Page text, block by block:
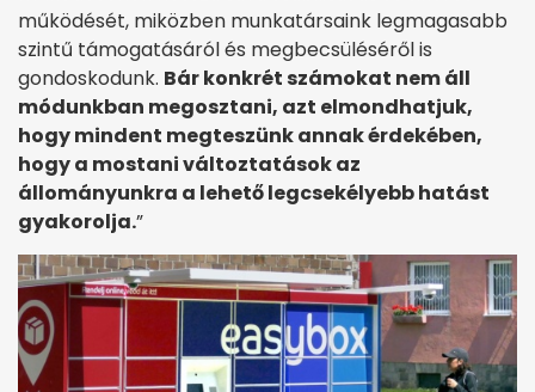
működését, miközben munkatársaink legmagasabb
szintű támogatásáról és megbecsüléséről is
gondoskodunk. Bár konkrét számokat nem áll
módunkban megosztani, azt elmondhatjuk,
hogy mindent megteszünk annak érdekében,
hogy a mostani változtatások az
állományunkra a lehető legcsekélyebb hatást
gyakorolja.”